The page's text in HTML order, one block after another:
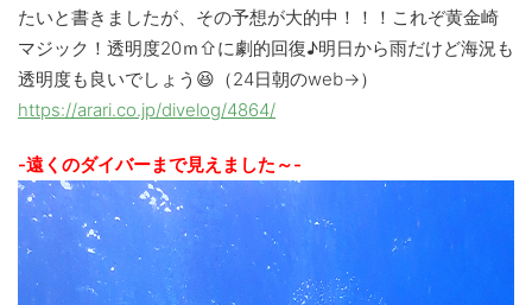
たいと書きましたが、その予想が大的中！！！これぞ黄金崎
マジック！透明度20ｍ⇧に劇的回復♪明日から雨だけど海況も
透明度も良いでしょう😆（24日朝のweb→）
https://arari.co.jp/divelog/4864/
-遠くのダイバーまで見えました～-